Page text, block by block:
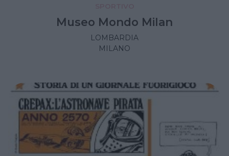
Museo Mondo Milan
LOMBARDIA
MILANO